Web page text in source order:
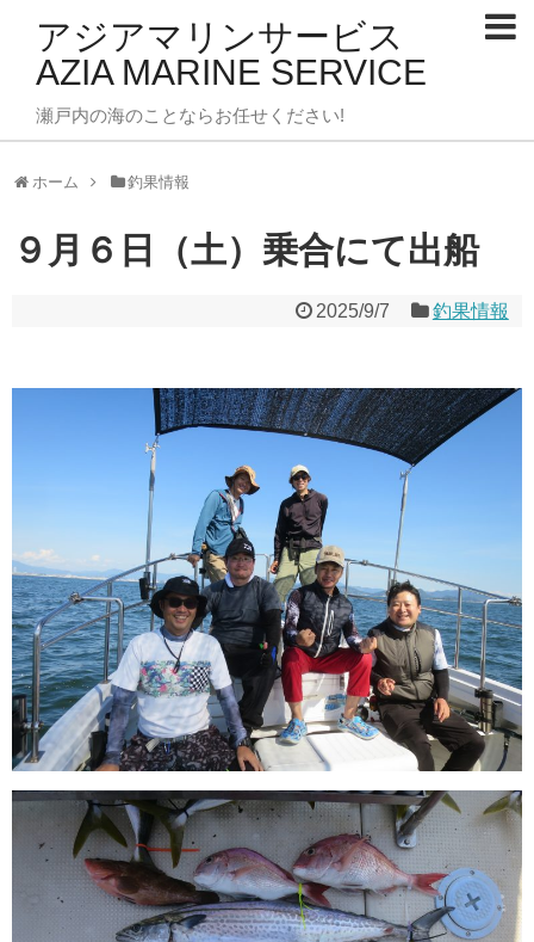
アジアマリンサービス
AZIA MARINE SERVICE
瀬戸内の海のことならお任せください!
ホーム 釣果情報
９月６日（土）乗合にて出船
2025/9/7 釣果情報